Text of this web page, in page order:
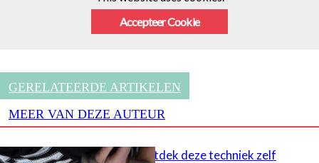
Accepteer Cookie
GERELATEERDE ARTIKELEN
MEER VAN DEZE AUTEUR
Armbreien, ontdek deze techniek zelf